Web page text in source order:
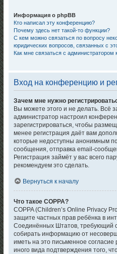
Информация о phpBB
Кто написал эту конференцию?
Почему здесь нет такой-то функции?
С кем можно связаться по вопросу
юридических вопросов, связанных с
Как мне связаться с администратором
Вход на конференцию и
Зачем мне нужно
Вы можете этого и не делать. Всё
администратор настроил
зарегистрироваться, чтобы
менее регистрация даёт вам
которые недоступны анонимным
сообщения, отправка email-
Регистрация займёт у вас всего
рекомендуем это сделать.
Вернуться к началу
Что такое COPPA?
COPPA (Children’s Online Privacy
защите частных прав ребёнка в
Соединённых Штатов, требующий
собирать информацию от
иметь на это письменное
иного вида подтверждения того,